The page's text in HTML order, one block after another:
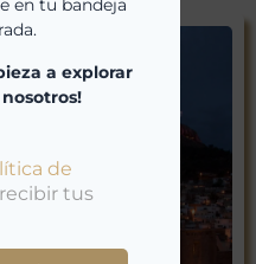
en tu bandeja
a explorar